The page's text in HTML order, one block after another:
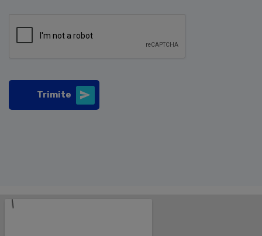
Trimite